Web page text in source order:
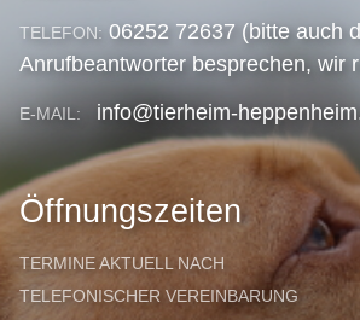
TELEFON: 06252 72637 (bitte auch
Anrufbeantworter besprechen, wir
E-MAIL: info@tierheim-
Öffnungszeiten
TERMINE AKTUELL NACH
TELEFONISCHER VEREINBARUNG